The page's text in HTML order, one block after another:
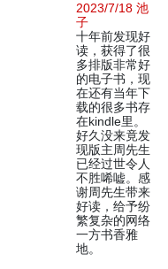
2023/7/18 池
子
十年前发现好
读，获得了很
多排版非常好
的电子书，现
在还有当年下
载的很多书存
在kindle里。
好久没来竟发
现版主周先生
已经过世令人
不胜唏嘘。感
谢周先生带来
好读，给予纷
繁复杂的网络
一方书香雅
地。